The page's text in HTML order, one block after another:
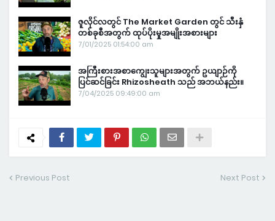
ဇူလိုင်လတွင် The Market Garden တွင် သီးနှံ
တစ်ခုစီအတွက် ထုပ်ပိုးမှုအမျိုးအစားများ
7/01/2025 01:54:00 am
အကြီးစားအစာကျွေးသူများအတွက် ဥယျာဉ်ကို
ပြင်ဆင်ခြင်း Rhizosheath သည် အဘယ်နည်း။
7/04/2025 09:49:00 am
Previous Post Next Post